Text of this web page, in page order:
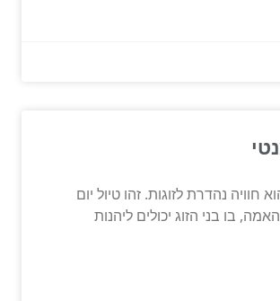
חוויה נהדרת לזוגות. זהו טיול יום
בו בני הזוג יכולים ליהנות